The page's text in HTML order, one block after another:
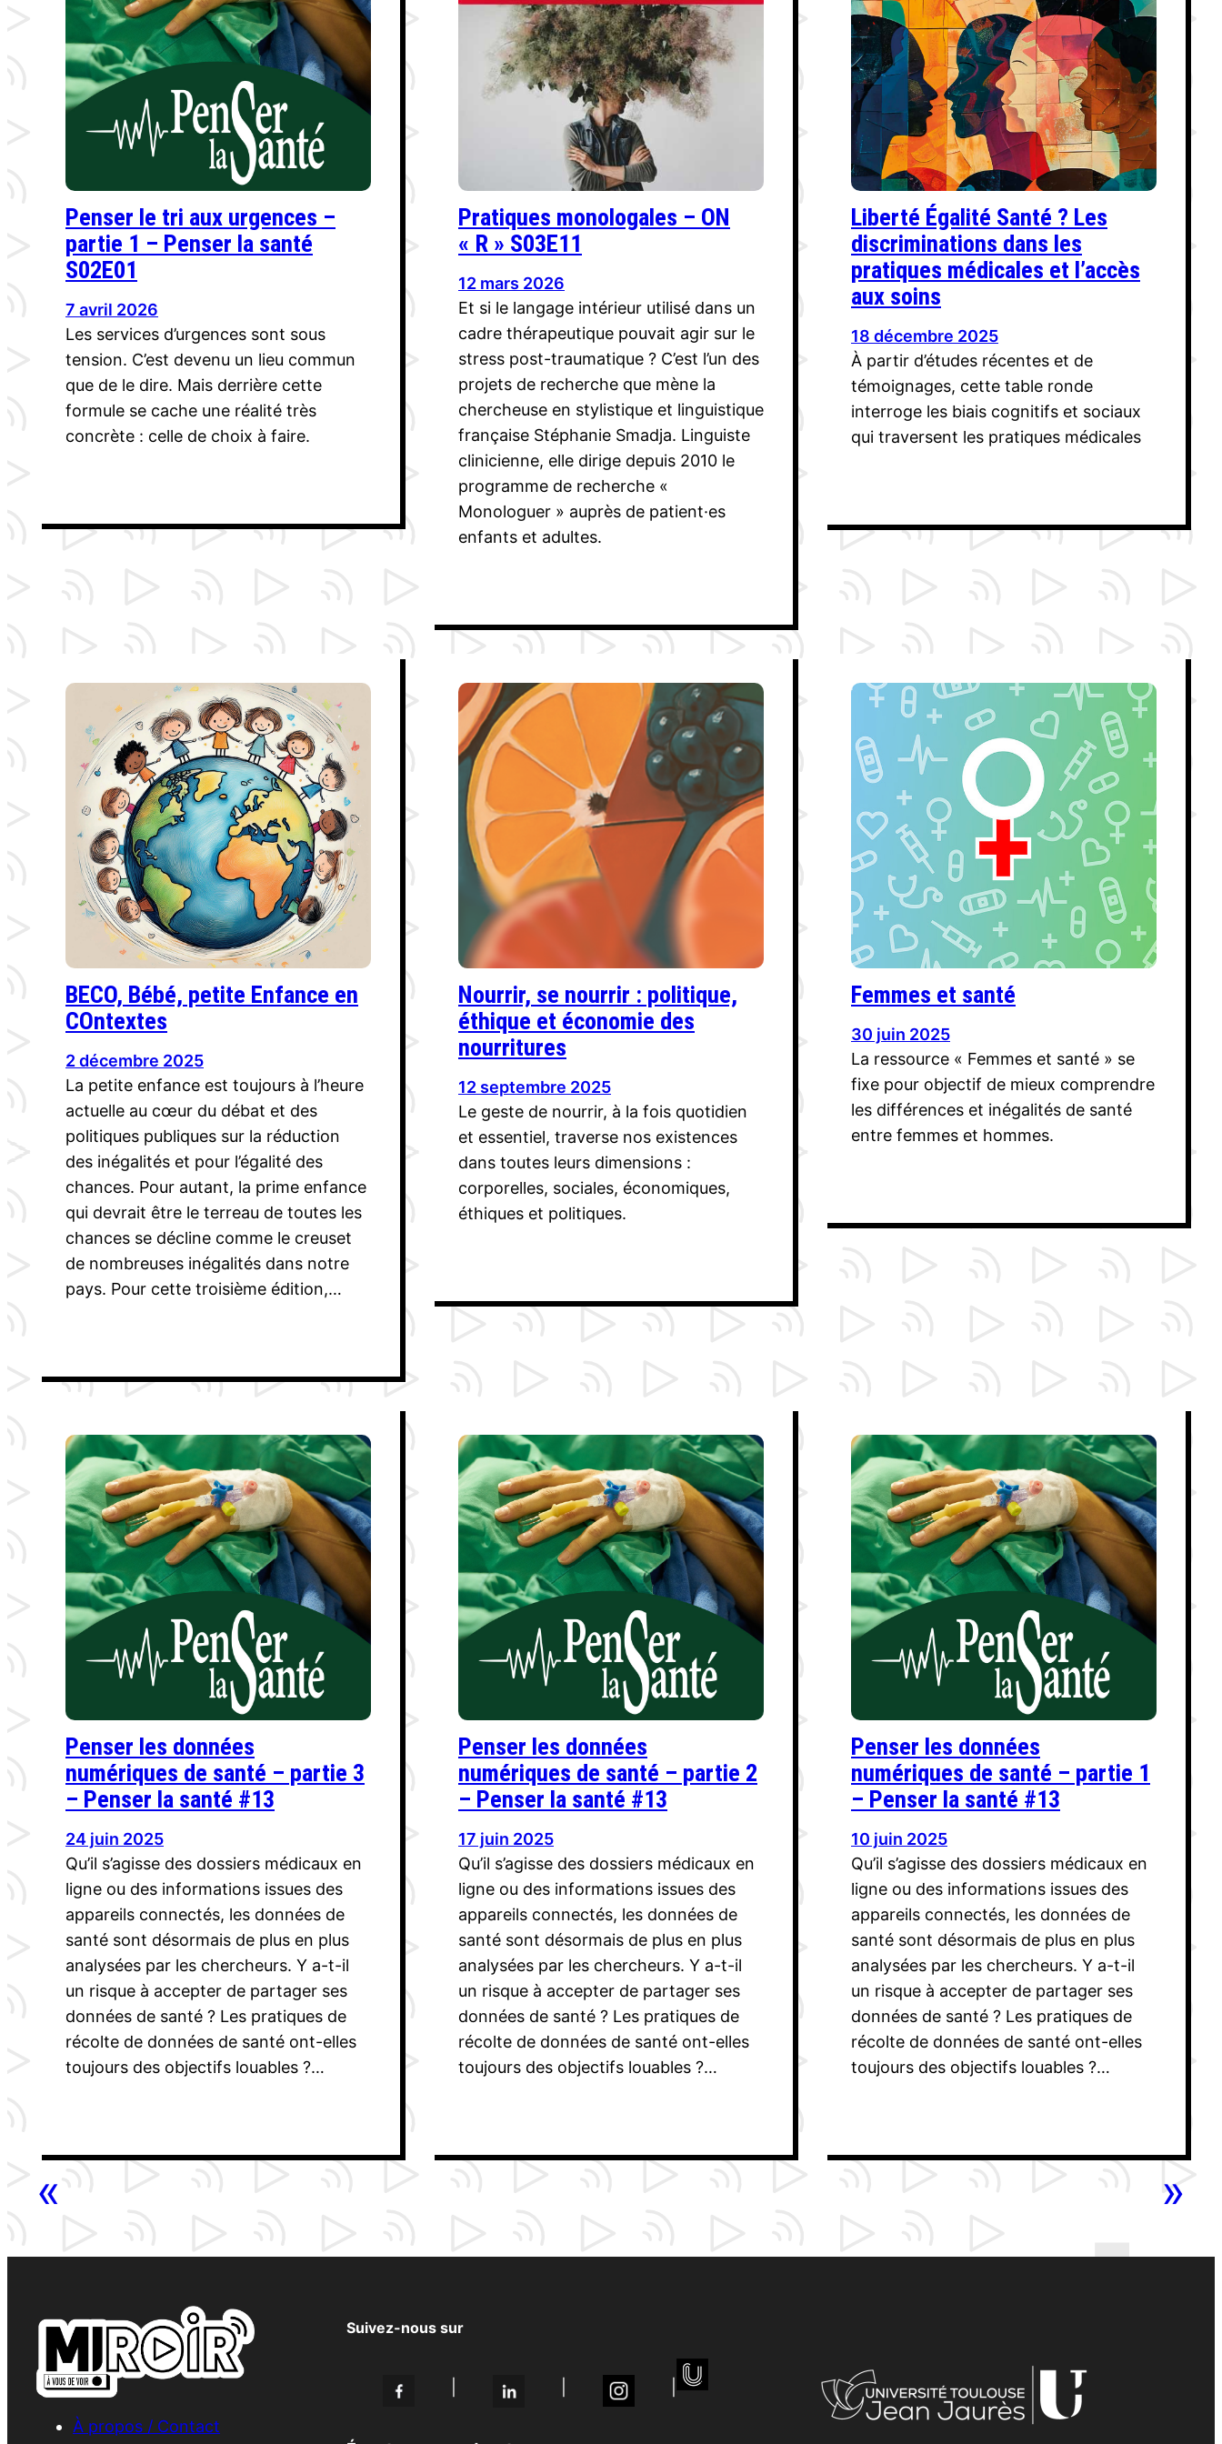
Penser le tri aux urgences –
partie 1 – Penser la santé
S02E01
7 avril 2026
Les services d’urgences sont sous
tension. C’est devenu un lieu commun
que de le dire. Mais derrière cette
formule se cache une réalité très
concrète : celle de choix à faire.
Pratiques monologales – ON
« R » S03E11
12 mars 2026
Et si le langage intérieur utilisé dans un
cadre thérapeutique pouvait agir sur le
stress post-traumatique ? C’est l’un des
projets de recherche que mène la
chercheuse en stylistique et linguistique
française Stéphanie Smadja. Linguiste
clinicienne, elle dirige depuis 2010 le
programme de recherche «
Monologuer » auprès de patient·es
enfants et adultes.
Liberté Égalité Santé ? Les
discriminations dans les
pratiques médicales et l’accès
aux soins
18 décembre 2025
À partir d’études récentes et de
témoignages, cette table ronde
interroge les biais cognitifs et sociaux
qui traversent les pratiques médicales
BECO, Bébé, petite Enfance en
COntextes
2 décembre 2025
La petite enfance est toujours à l’heure
actuelle au cœur du débat et des
politiques publiques sur la réduction
des inégalités et pour l’égalité des
chances. Pour autant, la prime enfance
qui devrait être le terreau de toutes les
chances se décline comme le creuset
de nombreuses inégalités dans notre
pays. Pour cette troisième édition,…
Nourrir, se nourrir : politique,
éthique et économie des
nourritures
12 septembre 2025
Le geste de nourrir, à la fois quotidien
et essentiel, traverse nos existences
dans toutes leurs dimensions :
corporelles, sociales, économiques,
éthiques et politiques.
Femmes et santé
30 juin 2025
La ressource « Femmes et santé » se
fixe pour objectif de mieux comprendre
les différences et inégalités de santé
entre femmes et hommes.
Penser les données
numériques de santé – partie 3
– Penser la santé #13
24 juin 2025
Qu’il s’agisse des dossiers médicaux en
ligne ou des informations issues des
appareils connectés, les données de
santé sont désormais de plus en plus
analysées par les chercheurs. Y a-t-il
un risque à accepter de partager ses
données de santé ? Les pratiques de
récolte de données de santé ont-elles
toujours des objectifs louables ?…
Penser les données
numériques de santé – partie 2
– Penser la santé #13
17 juin 2025
Qu’il s’agisse des dossiers médicaux en
ligne ou des informations issues des
appareils connectés, les données de
santé sont désormais de plus en plus
analysées par les chercheurs. Y a-t-il
un risque à accepter de partager ses
données de santé ? Les pratiques de
récolte de données de santé ont-elles
toujours des objectifs louables ?…
Penser les données
numériques de santé – partie 1
– Penser la santé #13
10 juin 2025
Qu’il s’agisse des dossiers médicaux en
ligne ou des informations issues des
appareils connectés, les données de
santé sont désormais de plus en plus
analysées par les chercheurs. Y a-t-il
un risque à accepter de partager ses
données de santé ? Les pratiques de
récolte de données de santé ont-elles
toujours des objectifs louables ?…
« »
À propos / Contact
Suivez-nous sur